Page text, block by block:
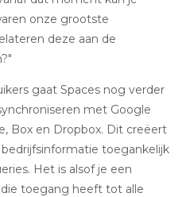
onze grootste
deze aan de
gaat Spaces nog verder
met Google
Box en Dropbox. Dit creëert
toegankelijk
Het is alsof je een
toegang heeft tot alle